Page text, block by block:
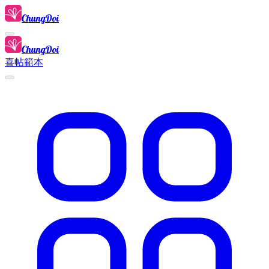
ChungDoi
ChungDoi
喜帖範本